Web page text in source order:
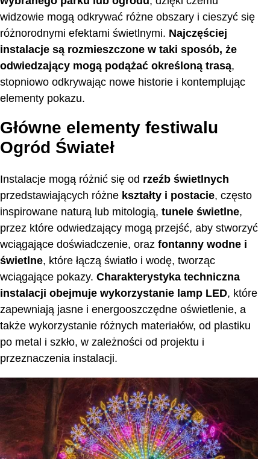
widzowie mogą odkrywać różne obszary i cieszyć się
różnorodnymi efektami świetlnymi. Najczęściej
instalacje są rozmieszczone w taki sposób, że
odwiedzający mogą podążać określoną trasą,
stopniowo odkrywając nowe historie i kontemplując
elementy pokazu.
Główne elementy festiwalu
Ogród Świateł
Instalacje mogą różnić się od rzeźb świetlnych
przedstawiających różne kształty i postacie, często
inspirowane naturą lub mitologią, tunele świetlne,
przez które odwiedzający mogą przejść, aby stworzyć
wciągające doświadczenie, oraz fontanny wodne i
świetlne, które łączą światło i wodę, tworząc
wciągające pokazy. Charakterystyka techniczna
instalacji obejmuje wykorzystanie lamp LED, które
zapewniają jasne i energooszczędne oświetlenie, a
także wykorzystanie różnych materiałów, od plastiku
po metal i szkło, w zależności od projektu i
przeznaczenia instalacji.